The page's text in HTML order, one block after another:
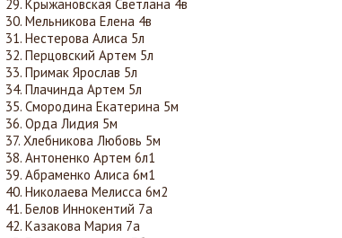
Крыжановская Светлана 4в
Мельникова Елена 4в
Нестерова Алиса 5л
Перцовский Артем 5л
Примак Ярослав 5л
Плачинда Артем 5л
Смородина Екатерина 5м
Орда Лидия 5м
Хлебникова Любовь 5м
Антоненко Артем 6л1
Абраменко Алиса 6м1
Николаева Мелисса 6м2
Белов Иннокентий 7а
Казакова Мария 7а